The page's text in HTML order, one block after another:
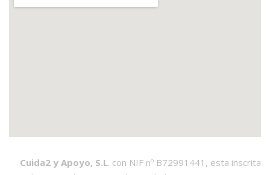
Cuida2 y Apoyo, S.L. con NIF nº B72991441, esta inscrita